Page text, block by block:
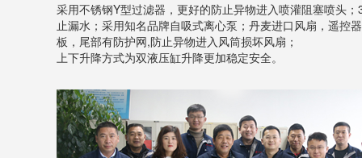
采用不锈钢Y型过滤器，更好的防止异物进入喷灌阻塞喷头
止漏水；采用知名品牌自吸式离心泵；丹麦进口风扇，遥控
板，尾部有防护网,防止异物进入风筒损坏风扇；
上下升降方式为双液压缸升降更加稳定安全。